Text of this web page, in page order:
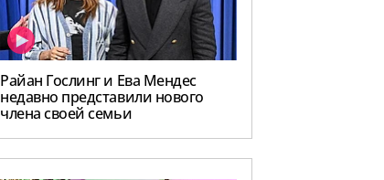
Райан Гослинг и Ева Мендес
недавно представили нового
члена своей семьи